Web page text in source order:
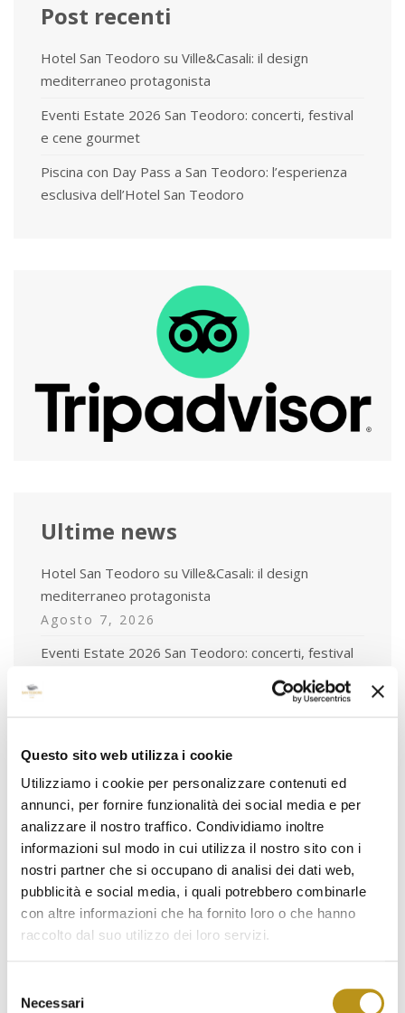
Questo sito web utilizza i cookie
Utilizziamo i cookie per personalizzare contenuti ed
annunci, per fornire funzionalità dei social media e per
analizzare il nostro traffico. Condividiamo inoltre
informazioni sul modo in cui utilizza il nostro sito con i
nostri partner che si occupano di analisi dei dati web,
pubblicità e social media, i quali potrebbero combinarle
con altre informazioni che ha fornito loro o che hanno
raccolto dal suo utilizzo dei loro servizi.
delNecessari
Post recenti
Hotel San Teodoro su Ville&Casali: il design
mediterraneo protagonista
Eventi Estate 2026 San Teodoro: concerti, festival
e cene gourmet
Piscina con Day Pass a San Teodoro: l’esperienza
esclusiva dell’Hotel San Teodoro
Ultime news
Hotel San Teodoro su Ville&Casali: il design
mediterraneo protagonista
Agosto 7, 2026
Eventi Estate 2026 San Teodoro: concerti, festival
Luglio 1, 2026
esclusiva dell’Hotel San Teodoro
Giugno 5, 2026
Tag
animaliammessi
archeologia
camere